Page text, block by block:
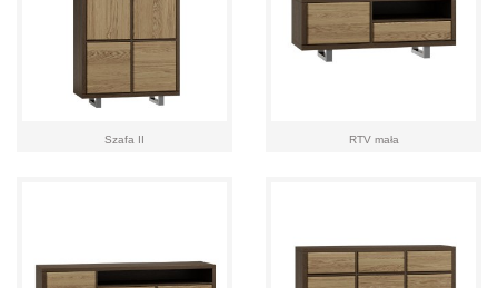
Szafa II RTV mała